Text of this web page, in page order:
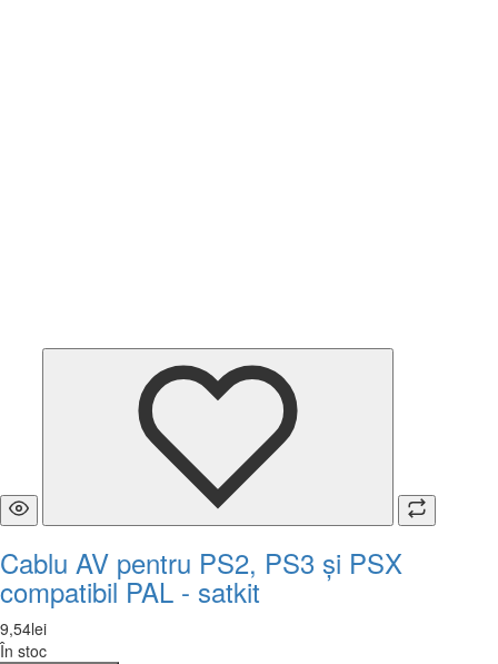
Cablu AV pentru PS2, PS3 și PSX
compatibil PAL - satkit
9,54lei
În stoc